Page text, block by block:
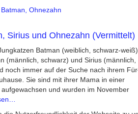
Sirius und Ohnezahn (Vermittelt)
Batman (weiblich, schwarz-
(männlich, schwarz) und Sirius (männlich,
noch immer auf der Suche nach ihrem
Sie sind mit ihrer Mama in einer
und wurden im November